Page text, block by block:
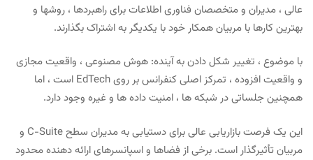
عالی ، مدیران و متخصصان فناوری اطلاعات برای راهبردها ، روشها و
بهترین کارها با مربیان همکار خود با یکدیگر به اشتراک بگذارند.
با موضوع ، تغییر شکل دادن به آینده: هوش مصنوعی ، واقعیت مجازی
و واقعیت افزوده ، تمرکز اصلی کنفرانس بر روی EdTech است ، اما
همچنین جلساتی در شبکه ها ، امنیت داده ها و غیره وجود دارد.
این یک فرصت بازاریابی عالی برای دستیابی به مدیران سطح C-Suite و
مربیان تأثیرگذار است. برخی از فضاها و اسپانسرهای ارائه دهنده محدود